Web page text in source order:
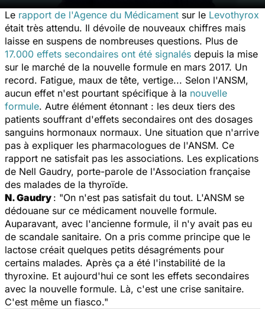
Le rapport de l'Agence du Médicament sur le Levothyrox
était très attendu. Il dévoile de nouveaux chiffres mais
laisse en suspens de nombreuses questions. Plus de
17.000 effets secondaires ont été signalés depuis la mise
sur le marché de la nouvelle formule en mars 2017. Un
record. Fatigue, maux de tête, vertige... Selon l'ANSM,
aucun effet n'est pourtant spécifique à la nouvelle
formule. Autre élément étonnant : les deux tiers des
patients souffrant d'effets secondaires ont des dosages
sanguins hormonaux normaux. Une situation que n'arrive
pas à expliquer les pharmacologues de l'ANSM. Ce
rapport ne satisfait pas les associations. Les explications
de Nell Gaudry, porte-parole de l'Association française
des malades de la thyroïde.
N. Gaudry : "On n'est pas satisfait du tout. L'ANSM se
dédouane sur ce médicament nouvelle formule.
Auparavant, avec l'ancienne formule, il n'y avait pas eu
de scandale sanitaire. On a pris comme principe que le
lactose créait quelques petits désagréments pour
certains malades. Après ça a été l'instabilité de la
thyroxine. Et aujourd'hui ce sont les effets secondaires
avec la nouvelle formule. Là, c'est une crise sanitaire.
C'est même un fiasco."